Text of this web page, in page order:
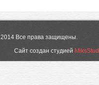
2014 Все права защищены.
Сайт создан студией